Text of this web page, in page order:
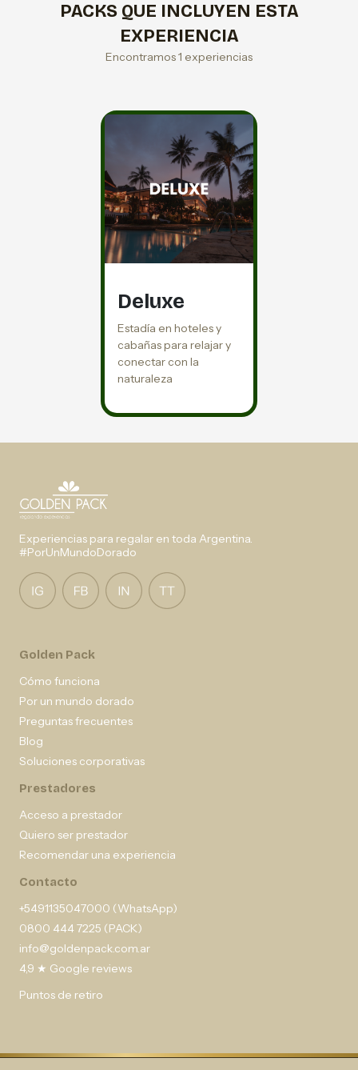
PACKS QUE INCLUYEN ESTA
EXPERIENCIA
Encontramos 1 experiencias
Deluxe
Estadía en hoteles y
cabañas para relajar y
conectar con la
naturaleza
Experiencias para regalar en toda Argentina.
#PorUnMundoDorado
Golden Pack
Cómo funciona
Por un mundo dorado
Preguntas frecuentes
Blog
Soluciones corporativas
Prestadores
Acceso a prestador
Quiero ser prestador
Recomendar una experiencia
Contacto
+5491135047000 (WhatsApp)
0800 444 7225 (PACK)
info@goldenpack.com.ar
4,9 ★ Google reviews
Puntos de retiro